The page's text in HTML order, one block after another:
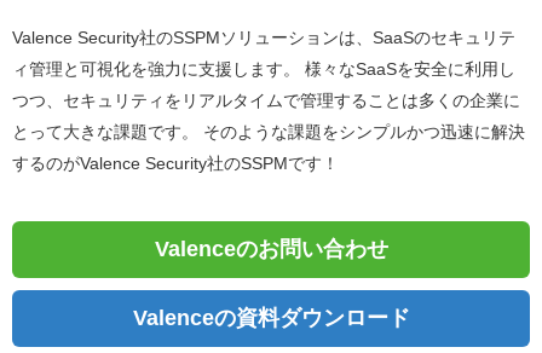
Valence Security社のSSPMソリューションは、SaaSのセキュリテ
ィ管理と可視化を強力に支援します。 様々なSaaSを安全に利用し
つつ、セキュリティをリアルタイムで管理することは多くの企業に
とって大きな課題です。 そのような課題をシンプルかつ迅速に解決
するのがValence Security社のSSPMです！
Valenceのお問い合わせ
Valenceの資料ダウンロード